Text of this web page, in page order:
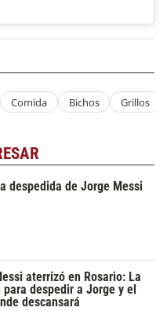
Comida Bichos Grillos
despedida de Jorge Messi
aterrizó en Rosario: La
para despedir a Jorge y el
descansará